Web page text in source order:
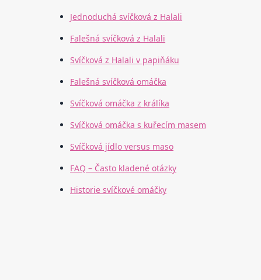
Jednoduchá svíčková z Halali
Falešná svíčková z Halali
Svíčková z Halali v papiňáku
Falešná svíčková omáčka
Svíčková omáčka z králíka
Svíčková omáčka s kuřecím masem
Svíčková jídlo versus maso
FAQ – Často kladené otázky
Historie svíčkové omáčky